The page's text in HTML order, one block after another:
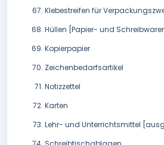
Klebestreifen für
Hüllen [Papier- und
Kopierpapier
Zeichenbedarfsartikel
Notizzettel
Karten
Lehr- und Unterrichtsmittel